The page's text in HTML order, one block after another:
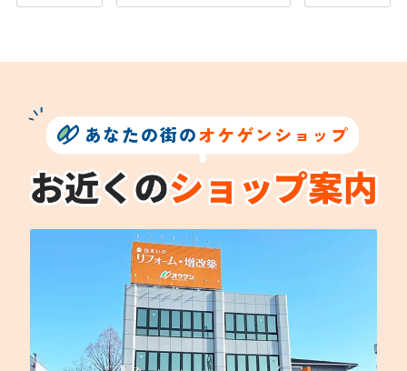
あなたの街のオケゲンショップ